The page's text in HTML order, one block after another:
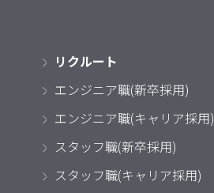
リクルート
エンジニア職(新卒採用)
エンジニア職(キャリア採用)
スタッフ職(新卒採用)
スタッフ職(キャリア採用)